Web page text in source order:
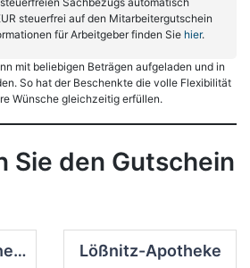
steuerfrei auf den Mitarbeitergutschein
für Arbeitgeber finden Sie hier.
mit beliebigen Beträgen aufgeladen und in
So hat der Beschenkte die volle Flexibilität
Wünsche gleichzeitig erfüllen.
Sie den Gutschein
TTT l Tinten-Toner-Tankstation Lößnitz-Apotheke